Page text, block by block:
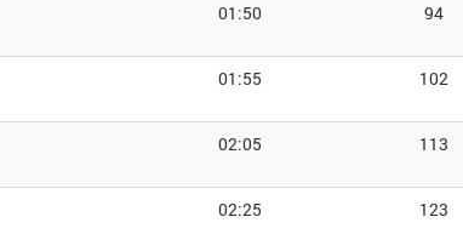
01:50 94
01:55 102
02:05 113
02:25 123